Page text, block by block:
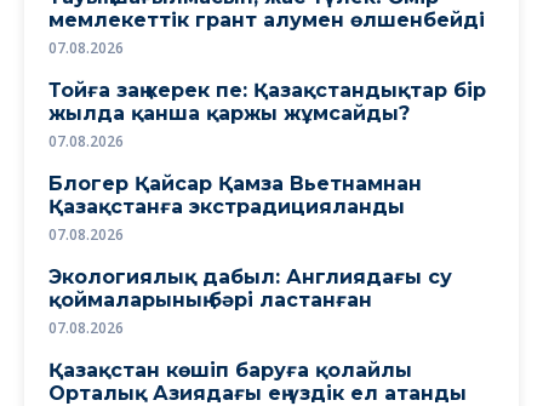
мемлекеттiк грант алумен өлшенбейдi
07.08.2026
Тойға заң керек пе: Қазақстандықтар бір
жылда қанша қаржы жұмсайды?
07.08.2026
Блогер Қайсар Қамза Вьетнамнан
Қазақстанға экстрадицияланды
07.08.2026
Экологиялық дабыл: Англиядағы су
қоймаларының бәрі ластанған
07.08.2026
Қазақстан көшіп баруға қолайлы
Орталық Азиядағы ең үздік ел атанды